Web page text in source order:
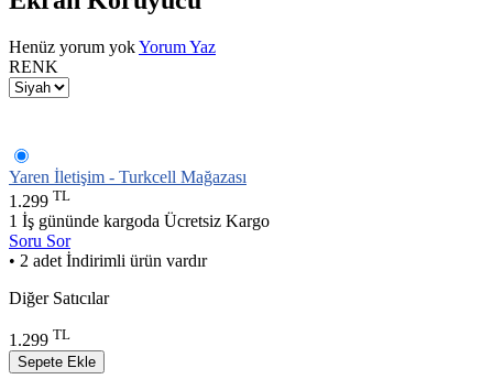
Henüz yorum yokYorum Yaz
RENK
Yaren İletişim - Turkcell Mağazası
1.299 TL
1 İş gününde kargoda Ücretsiz Kargo
Soru Sor
• 2 adet İndirimli ürün vardır
Diğer Satıcılar
1.299 TL
Sepete Ekle